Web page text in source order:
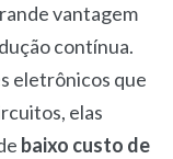
vantagem
contínua.
eletrônicos que
elas
baixo custo de